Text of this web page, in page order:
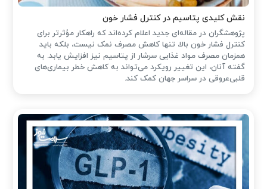
نقش کلیدی پتاسیم در کنترل فشار خون
پژوهشگران در مقاله‌ای جدید اعلام کرده‌اند که راهکار مؤثرتر برای
کنترل فشار خون بالا، تنها کاهش مصرف نمک نیست، بلکه باید
همزمان مصرف مواد غذایی سرشار از پتاسیم نیز افزایش یابد. به
گفته آنان، این تغییر رویکرد می‌تواند به کاهش خطر بیماری‌های
قلبی‌عروقی در سراسر جهان کمک کند.